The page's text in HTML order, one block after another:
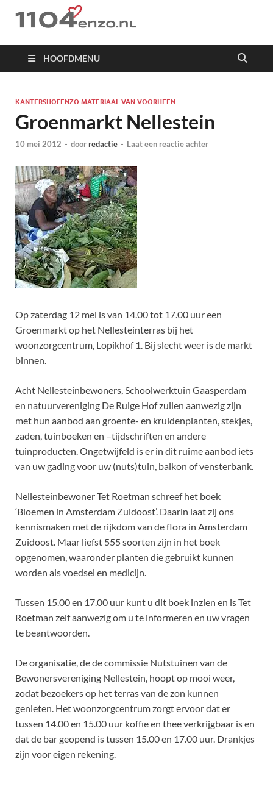
1104 en zo
HOOFDMENU
KANTERSHOFENZO MATERIAAL VAN VOORHEEN
Groenmarkt Nellestein
10 mei 2012 - doorredactie - Laat een reactie achter
Op zaterdag 12 mei is van 14.00 tot 17.00 uur een
Groenmarkt op het Nellesteinterras bij het
woonzorgcentrum, Lopikhof 1. Bij slecht weer is de markt
binnen.
Acht Nellesteinbewoners, Schoolwerktuin Gaasperdam
en natuurvereniging De Ruige Hof zullen aanwezig zijn
met hun aanbod aan groente- en kruidenplanten, stekjes,
zaden, tuinboeken en –tijdschriften en andere
tuinproducten. Ongetwijfeld is er in dit ruime aanbod iets
van uw gading voor uw (nuts)tuin, balkon of vensterbank.
Nellesteinbewoner Tet Roetman schreef het boek
‘Bloemen in Amsterdam Zuidoost’. Daarin laat zij ons
kennismaken met de rijkdom van de flora in Amsterdam
Zuidoost. Maar liefst 555 soorten zijn in het boek
opgenomen, waaronder planten die gebruikt kunnen
worden als voedsel en medicijn.
Tussen 15.00 en 17.00 uur kunt u dit boek inzien en is Tet
Roetman zelf aanwezig om u te informeren en uw vragen
te beantwoorden.
De organisatie, de de commissie Nutstuinen van de
Bewonersvereniging Nellestein, hoopt op mooi weer,
zodat bezoekers op het terras van de zon kunnen
genieten. Het woonzorgcentrum zorgt ervoor dat er
tussen 14.00 en 15.00 uur koffie en thee verkrijgbaar is en
dat de bar geopend is tussen 15.00 en 17.00 uur. Drankjes
zijn voor eigen rekening.